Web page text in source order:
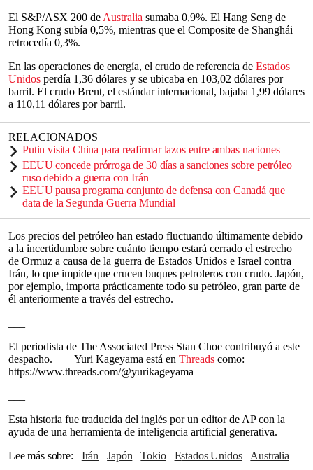
El S&P/ASX 200 de Australia sumaba 0,9%. El Hang Seng de
Hong Kong subía 0,5%, mientras que el Composite de Shanghái
retrocedía 0,3%.
En las operaciones de energía, el crudo de referencia de Estados
Unidos perdía 1,36 dólares y se ubicaba en 103,02 dólares por
barril. El crudo Brent, el estándar internacional, bajaba 1,99 dólares
a 110,11 dólares por barril.
RELACIONADOS
Putin visita China para reafirmar lazos entre ambas naciones
EEUU concede prórroga de 30 días a sanciones sobre petróleo
ruso debido a guerra con Irán
EEUU pausa programa conjunto de defensa con Canadá que
data de la Segunda Guerra Mundial
Los precios del petróleo han estado fluctuando últimamente debido
a la incertidumbre sobre cuánto tiempo estará cerrado el estrecho
de Ormuz a causa de la guerra de Estados Unidos e Israel contra
Irán, lo que impide que crucen buques petroleros con crudo. Japón,
por ejemplo, importa prácticamente todo su petróleo, gran parte de
él anteriormente a través del estrecho.
El periodista de The Associated Press Stan Choe contribuyó a este
despacho. ___ Yuri Kageyama está en Threads como:
https://www.threads.com/@yurikageyama
Esta historia fue traducida del inglés por un editor de AP con la
ayuda de una herramienta de inteligencia artificial generativa.
Lee más sobre
Irán Japón Tokio Estados Unidos
Australia